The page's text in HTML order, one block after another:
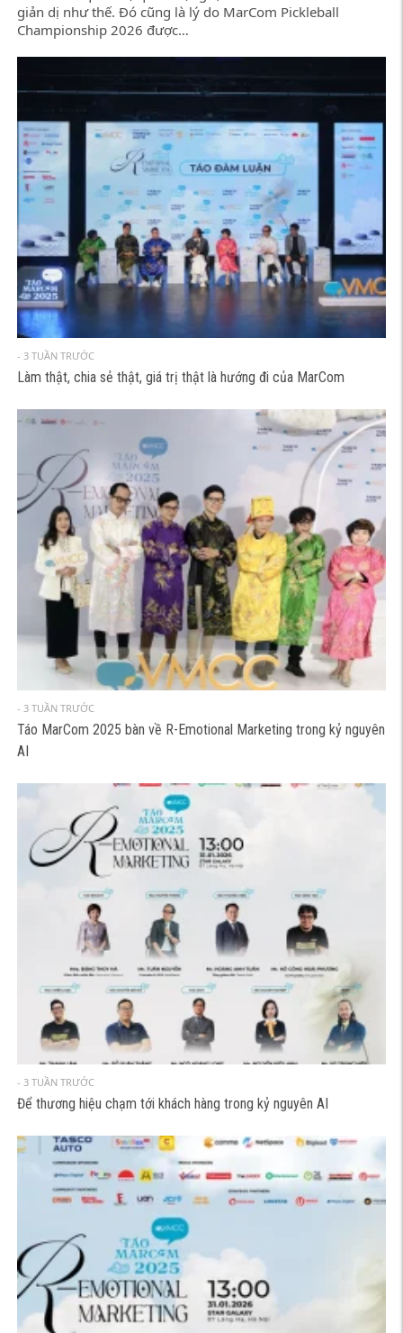
giản dị như thế. Đó cũng là lý do MarCom Pickleball
Championship 2026 được…
- 3 TUẦN TRƯỚC
Làm thật, chia sẻ thật, giá trị thật là hướng đi của MarCom
- 3 TUẦN TRƯỚC
Táo MarCom 2025 bàn về R-Emotional Marketing trong kỷ nguyên
AI
- 3 TUẦN TRƯỚC
Để thương hiệu chạm tới khách hàng trong kỷ nguyên AI